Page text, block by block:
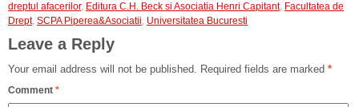
dreptul afacerilor, Editura C.H. Beck si Asociatia Henri Capitant, Facultatea de
Drept, SCPA Piperea&Asociatii, Universitatea Bucuresti
Leave a Reply
Your email address will not be published. Required fields are marked *
Comment *